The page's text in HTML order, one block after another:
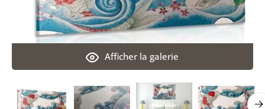
Afficher la galerie